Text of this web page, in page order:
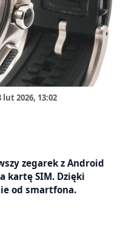
lut 2026, 13:02
zegarek z Android
kartę SIM. Dzięki
od smartfona.